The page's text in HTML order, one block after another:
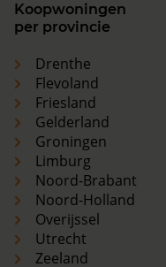
Koopwoningen
per provincie
Drenthe
Flevoland
Friesland
Gelderland
Groningen
Limburg
Noord-Brabant
Noord-Holland
Overijssel
Utrecht
Zeeland